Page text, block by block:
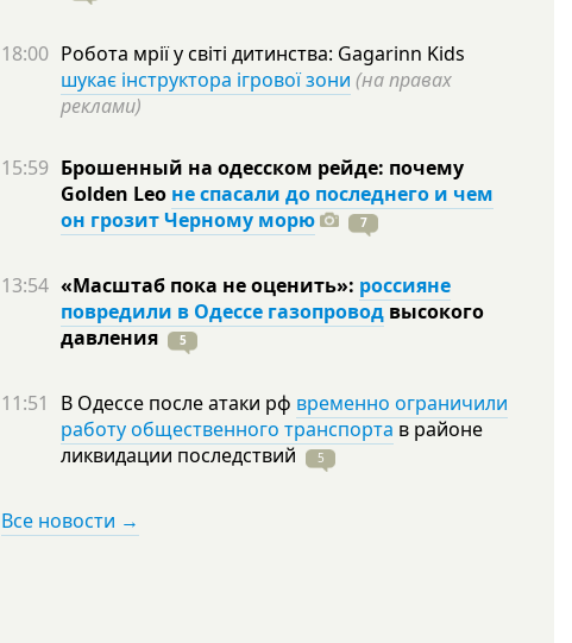
18:00 Робота мрії у світі дитинства: Gagarinn Kids
шукає інструктора ігрової зони (на правах
реклами)
15:59 Брошенный на одесском рейде: почему
Golden Leo не спасали до последнего и чем
он грозит Черному морю
7
13:54 «Масштаб пока не оценить»: россияне
повредили в Одессе газопровод высокого
давления
5
11:51 В Одессе после атаки рф временно ограничили
работу общественного транспорта в районе
ликвидации последствий 5
Все новости →